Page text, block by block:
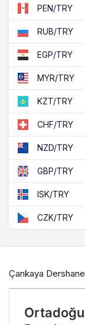
PEN/TRY
RUB/TRY
EGP/TRY
MYR/TRY
KZT/TRY
CHF/TRY
NZD/TRY
GBP/TRY
ISK/TRY
CZK/TRY
Çankaya Dershane